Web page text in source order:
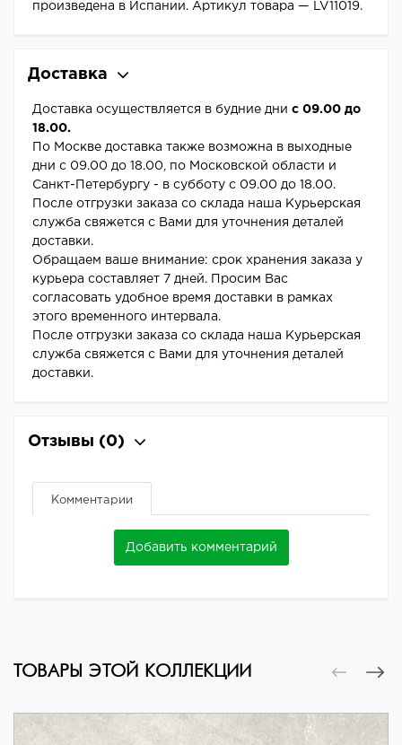
произведена в Испании. Артикул товара — LV11019.
Доставка
Доставка осуществляется в будние дни с 09.00 до
18.00.
По Москве доставка также возможна в выходные
дни с 09.00 до 18.00, по Московской области и
Санкт-Петербургу - в субботу с 09.00 до 18.00.
После отгрузки заказа со склада наша Курьерская
служба свяжется с Вами для уточнения деталей
доставки.
Обращаем ваше внимание: срок хранения заказа у
курьера составляет 7 дней. Просим Вас
согласовать удобное время доставки в рамках
этого временного интервала.
После отгрузки заказа со склада наша Курьерская
служба свяжется с Вами для уточнения деталей
доставки.
Отзывы (0)
Комментарии
Добавить комментарий
ТОВАРЫ ЭТОЙ КОЛЛЕКЦИИ